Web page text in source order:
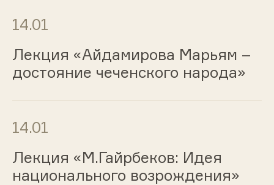
14.01
Лекция «Айдамирова Марьям –
достояние чеченского народа»
14.01
Лекция «М.Гайрбеков: Идея
национального возрождения»